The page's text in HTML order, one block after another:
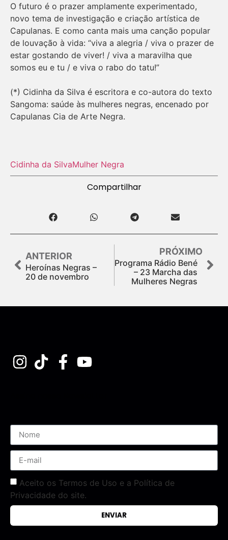
O futuro é o prazer amplamente experimentado,
novo tema de investigação e criação artística de
Capulanas. E como canta mais uma canção popular
de louvação à vida: “viva a alegria / viva o prazer de
estar gostando de viver! / viva a maravilha que
somos eu e tu / e viva o rabo do tatu!”
(*) Cidinha da Silva é escritora e co-autora do texto
Sangoma: saúde às mulheres negras, encenado por
Capulanas Cia de Arte Negra.
Cidinha da SilvaMulher Negra
Compartilhar
ANTERIOR
Heroínas Negras –
20 de novembro
PRÓXIMO
Programa Rádio Bené
– 23 Marcha das
Mulheres Negras
Aceito os Termos de Uso e a Política de
Privacidade do site.
ENVIAR